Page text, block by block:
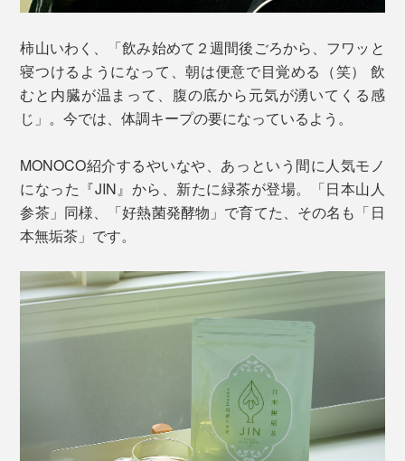
柿山いわく、「飲み始めて２週間後ごろから、フワッと
寝つけるようになって、朝は便意で目覚める（笑） 飲
むと内臓が温まって、腹の底から元気が湧いてくる感
じ」。今では、体調キープの要になっているよう。
MONOCO紹介するやいなや、あっという間に人気モノ
になった『JIN』から、新たに緑茶が登場。「日本山人
参茶」同様、「好熱菌発酵物」で育てた、その名も「日
本無垢茶」です。